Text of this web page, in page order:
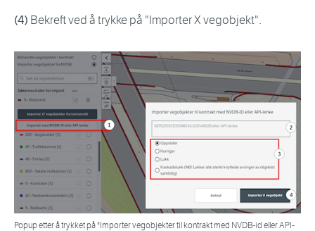
(4) Bekreft ved å trykke på "Importer X vegobjekt".
Popup etter å trykket på "Importer vegobjekter til kontrakt med NVDB-id eller API-